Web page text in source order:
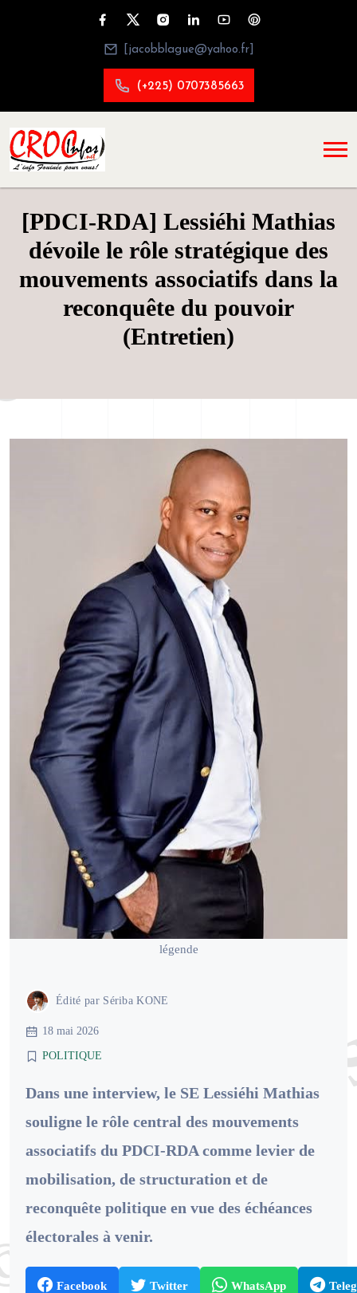
[jacobblague@yahoo.fr]
(+225) 0707385663
[PDCI-RDA] Lessiéhi Mathias
dévoile le rôle stratégique des
mouvements associatifs dans la
reconquête du pouvoir
(Entretien)
légende
Édité par Sériba KONE
18 mai 2026
POLITIQUE
Dans une interview, le SE Lessiéhi Mathias
souligne le rôle central des mouvements
associatifs du PDCI-RDA comme levier de
mobilisation, de structuration et de
reconquête politique en vue des échéances
électorales à venir.
Facebook Twitter WhatsApp